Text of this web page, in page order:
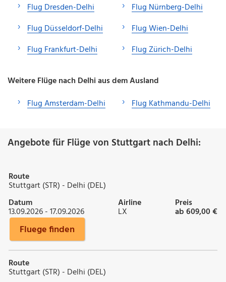
Flug Dresden-Delhi
Flug Düsseldorf-Delhi
Flug Frankfurt-Delhi
Flug Nürnberg-Delhi
Flug Wien-Delhi
Flug Zürich-Delhi
Weitere Flüge nach Delhi aus dem Ausland
Flug Amsterdam-Delhi
Flug Kathmandu-Delhi
Angebote für Flüge von Stuttgart nach Delhi:
Route
Stuttgart (STR) - Delhi (DEL)
Datum
13.09.2026 - 17.09.2026
Airline
LX
Preis
ab 609,00 €
Fluege finden
Route
Stuttgart (STR) - Delhi (DEL)